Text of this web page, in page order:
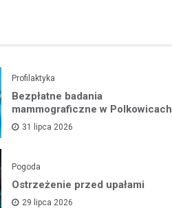
Profilaktyka
Bezpłatne badania
mammograficzne w Polkowicach
31 lipca 2026
Pogoda
Ostrzeżenie przed upałami
29 lipca 2026